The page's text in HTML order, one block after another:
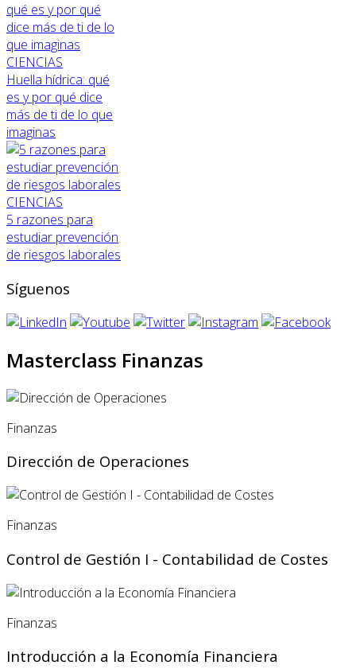
CIENCIAS
Huella hídrica: qué
es y por qué dice
más de ti de lo que
imaginas
CIENCIAS
5 razones para
estudiar prevención
de riesgos laborales
Síguenos
Masterclass Finanzas
Finanzas
Dirección de Operaciones
Finanzas
Control de Gestión I - Contabilidad de Costes
Finanzas
Introducción a la Economía Financiera